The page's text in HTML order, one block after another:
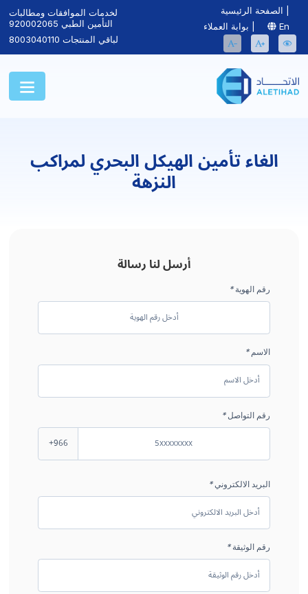
لخدمات الموافقات ومطالبات
التأمين الطبي 920002065
لباقي المنتجات 8003040110
الصفحة الرئيسية
بوابة العملاء
En
الغاء تأمين الهيكل البحري لمراكب
النزهة
أرسل لنا رسالة
رقم الهوية*
الاسم*
رقم التواصل*
+966
البريد الالكتروني*
رقم الوثيقة*